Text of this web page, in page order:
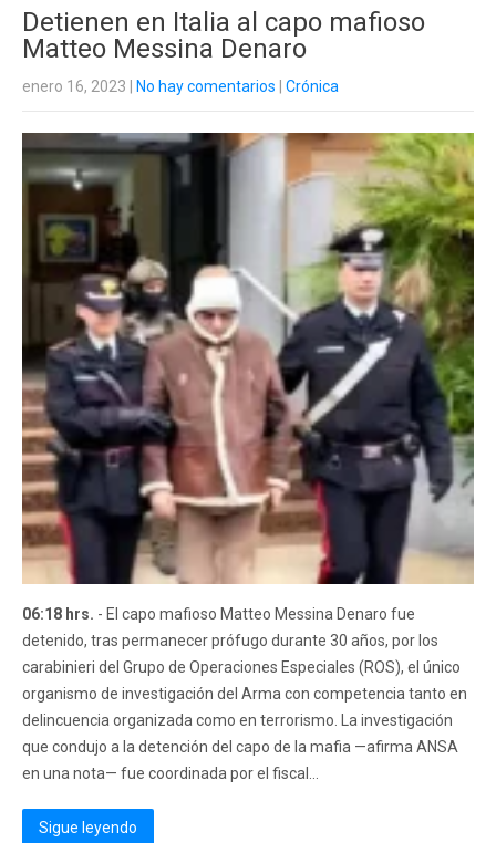
Detienen en Italia al capo mafioso
Matteo Messina Denaro
enero 16, 2023 No hay comentarios Crónica
06:18 hrs. - El capo mafioso Matteo Messina Denaro fue
detenido, tras permanecer prófugo durante 30 años, por los
carabinieri del Grupo de Operaciones Especiales (ROS), el único
organismo de investigación del Arma con competencia tanto en
delincuencia organizada como en terrorismo. La investigación
que condujo a la detención del capo de la mafia —afirma ANSA
en una nota— fue coordinada por el fiscal...
Sigue leyendo